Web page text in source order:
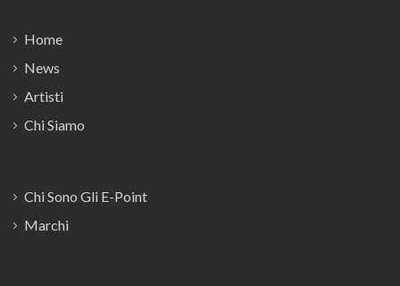
Home
News
Artisti
Chi Siamo
Chi Sono Gli E-Point
Marchi